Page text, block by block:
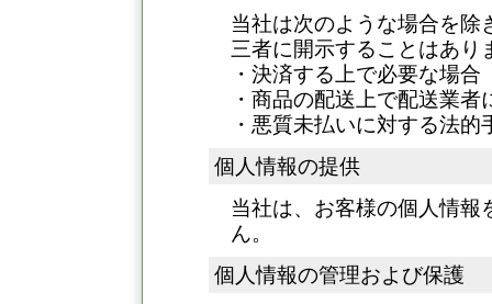
当社は次のような場合を除
三者に開示することはあり
・決済する上で必要な場合
・商品の配送上で配送業者
・悪質未払いに対する法的
個人情報の提供
当社は、お客様の個人情報
ん。
個人情報の管理および保護